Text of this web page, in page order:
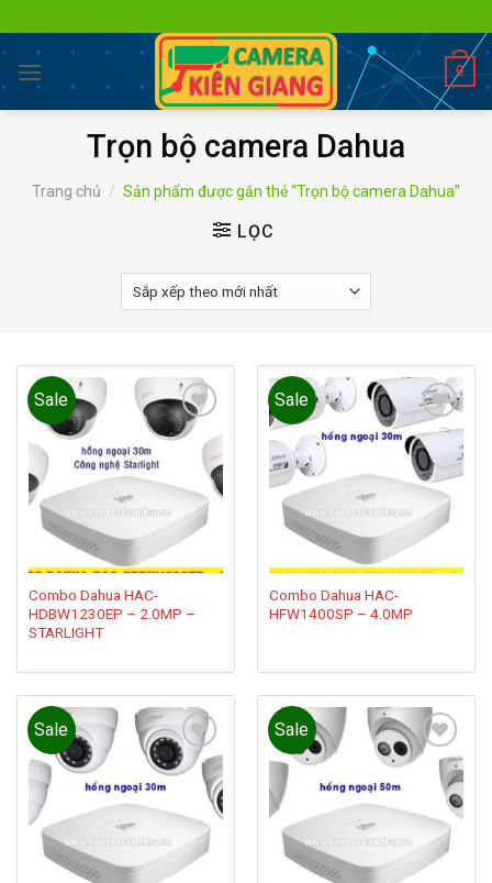
to
content
0
Trọn bộ camera Dahua
Trang chủ / Sản phẩm được gắn thẻ “Trọn bộ camera Dahua”
LỌC
Sale
Add to
wishlist
Combo Dahua HAC-
HDBW1230EP – 2.0MP –
STARLIGHT
Sale
Add to
wishlist
Combo Dahua HAC-
HFW1400SP – 4.0MP
Sale
Add to
wishlist
Sale
Add to
wishlist